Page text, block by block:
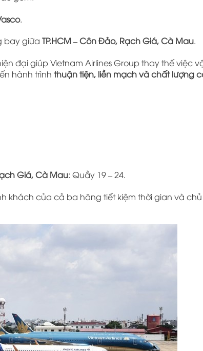
.
bay giữa TP.HCM – Côn Đảo, Rạch Giá, Cà Mau.
đại giúp Vietnam Airlines Group thay thế việc
hành trình thuận tiện, liền mạch và chất lượng
Giá, Cà Mau: Quầy 19 – 24.
khách của cả ba hãng tiết kiệm thời gian và